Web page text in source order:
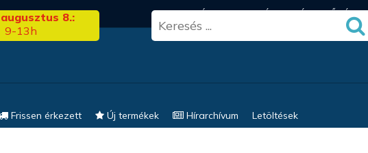
FRISS HÍREK KERESÉS ELÉRHETŐSÉG
8.:
9-13h
Frissen érkezett Új termékek Hírarchívum Letöltések